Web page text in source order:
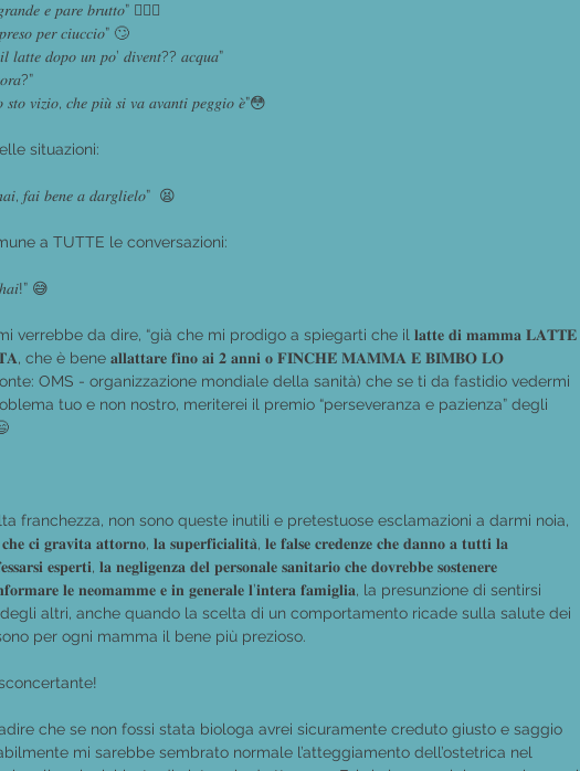
𝑒 𝑝𝑎𝑟𝑒 𝑏𝑟𝑢𝑡𝑡𝑜” 🤦🏼‍♀️
𝑝𝑒𝑟 𝑐𝑖𝑢𝑐𝑐𝑖𝑜” 🙄
𝑙𝑎𝑡𝑡𝑒 𝑑𝑜𝑝𝑜 𝑢𝑛 𝑝𝑜’ 𝑑𝑖𝑣𝑒𝑛𝑡?? 𝑎𝑐𝑞𝑢𝑎”
𝑠𝑡𝑜 𝑣𝑖𝑧𝑖𝑜, 𝑐ℎ𝑒 𝑝𝑖𝑢̀ 𝑠𝑖 𝑣𝑎 𝑎𝑣𝑎𝑛𝑡𝑖 𝑝𝑒𝑔𝑔𝑖𝑜 𝑒̀”😳
situazioni:
𝑓𝑎𝑖 𝑏𝑒𝑛𝑒 𝑎 𝑑𝑎𝑟𝑔𝑙𝑖𝑒𝑙𝑜”  😫
a TUTTE le conversazioni:
😅
verrebbe da dire, “già che mi prodigo a spiegarti che il 𝐥𝐚𝐭𝐭𝐞 𝐝𝐢 𝐦𝐚𝐦𝐦𝐚 𝐋𝐀𝐓𝐓𝐄
che è bene 𝐚𝐥𝐥𝐚𝐭𝐭𝐚𝐫𝐞 𝐟𝐢𝐧𝐨 𝐚𝐢 𝟐 𝐚𝐧𝐧𝐢 𝐨 𝐅𝐈𝐍𝐂𝐇𝐄́ 𝐌𝐀𝐌𝐌𝐀 𝐄 𝐁𝐈𝐌𝐁𝐎 𝐋𝐎
OMS - organizzazione mondiale della sanità) che se ti da fastidio vedermi
tuo e non nostro, meriterei il premio “perseveranza e pazienza” degli
franchezza, non sono queste inutili e pretestuose esclamazioni a darmi noia,
𝐜𝐢 𝐠𝐫𝐚𝐯𝐢𝐭𝐚 𝐚𝐭𝐭𝐨𝐫𝐧𝐨, 𝐥𝐚 𝐬𝐮𝐩𝐞𝐫𝐟𝐢𝐜𝐢𝐚𝐥𝐢𝐭𝐚̀, 𝐥𝐞 𝐟𝐚𝐥𝐬𝐞 𝐜𝐫𝐞𝐝𝐞𝐧𝐳𝐞 𝐜𝐡𝐞 𝐝𝐚𝐧𝐧𝐨 𝐚 𝐭𝐮𝐭𝐭𝐢 𝐥𝐚
𝐞𝐬𝐩𝐞𝐫𝐭𝐢, 𝐥𝐚 𝐧𝐞𝐠𝐥𝐢𝐠𝐞𝐧𝐳𝐚 𝐝𝐞𝐥 𝐩𝐞𝐫𝐬𝐨𝐧𝐚𝐥𝐞 𝐬𝐚𝐧𝐢𝐭𝐚𝐫𝐢𝐨 𝐜𝐡𝐞 𝐝𝐨𝐯𝐫𝐞𝐛𝐛𝐞 𝐬𝐨𝐬𝐭𝐞𝐧𝐞𝐫𝐞
𝐥𝐞 𝐧𝐞𝐨𝐦𝐚𝐦𝐦𝐞 𝐞 𝐢𝐧 𝐠𝐞𝐧𝐞𝐫𝐚𝐥𝐞 𝐥’𝐢𝐧𝐭𝐞𝐫𝐚 𝐟𝐚𝐦𝐢𝐠𝐥𝐢𝐚, la presunzione di sentirsi
altri, anche quando la scelta di un comportamento ricade sulla salute dei
per ogni mamma il bene più prezioso.
che se non fossi stata biologa avrei sicuramente creduto giusto e saggio
mi sarebbe sembrato normale l’atteggiamento dell’ostetrica nel